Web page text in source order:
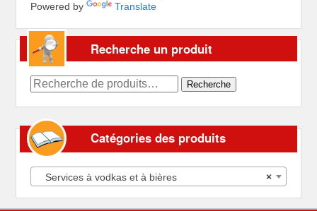
Powered by Translate
Recherche un produit
Recherche
Recherche
Catégories des produits
×
Services à vodkas et à bières